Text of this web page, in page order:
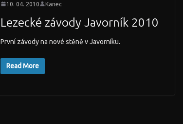
10. 04. 2010 Kanec
Lezecké závody Javorník 2010
První závody na nové stěně v Javorníku.
Read More